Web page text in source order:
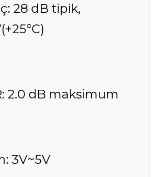
28 dB tipik,
2.0 dB maksimum
3V~5V